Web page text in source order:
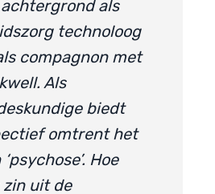
als
technoloog
compagnon met
Als
biedt
omtrent het
Hoe
zin uit de